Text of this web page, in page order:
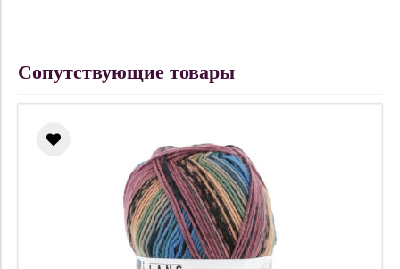
Сопутствующие товары